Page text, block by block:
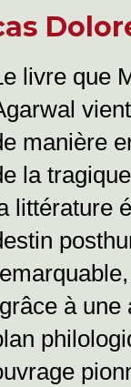
livre que
manière
la
littérature
à une